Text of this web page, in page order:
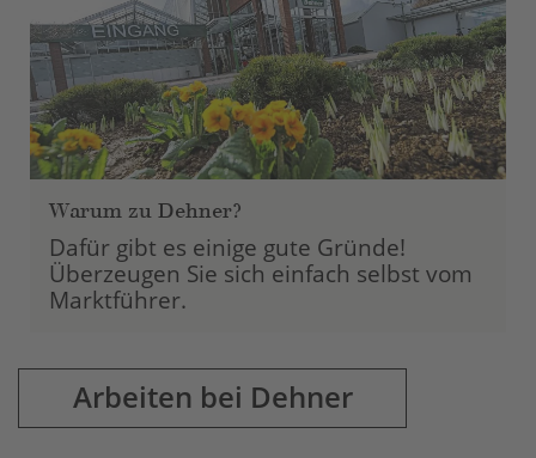
Warum zu Dehner?
Dafür gibt es einige gute Gründe!
Überzeugen Sie sich einfach selbst vom
Marktführer.
Arbeiten bei Dehner